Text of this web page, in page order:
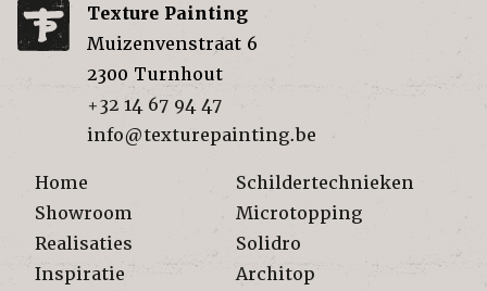
Texture Painting
Muizenvenstraat 6
2300 Turnhout
+32 14 67 94 47
info@texturepainting.be
Home
Showroom
Realisaties
Inspiratie
Schildertechnieken
Microtopping
Solidro
Architop